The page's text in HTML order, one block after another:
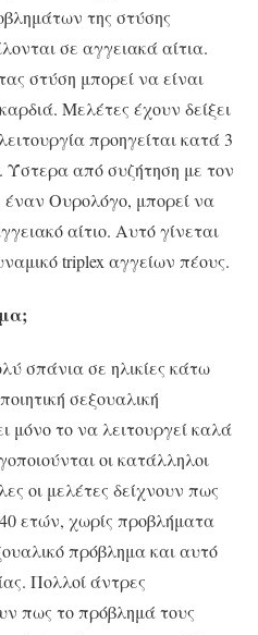
της στύσης
σε αγγειακά αίτια.
στύση μπορεί να είναι
Μελέτες έχουν δείξει
προηγείται κατά 3
Ύστερα από συζήτηση με τον
έναν Ουρολόγο, μπορεί να
αίτιο. Αυτό γίνεται
triplex αγγείων πέους.
σπάνια σε ηλικίες κάτω
σεξουαλική
μόνο το να λειτουργεί καλά
οι κατάλληλοι
οι μελέτες δείχνουν πως
ετών, χωρίς προβλήματα
πρόβλημα και αυτό
Πολλοί άντρες
πως το πρόβλημά τους